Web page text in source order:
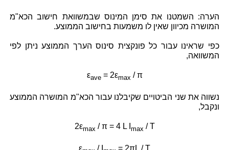
הערה: השמטנו את סימן המינוס שבמשוואת חישוב הכא"מ
המושרה מכיוון שאין לו משמעות בחישוב הממוצע.
כפי שראינו עבור כל פונקצית סינוס הערך הממוצע ניתן לפי
המשוואה,
εave= 2εmax / π
נשווה את שני הביטויים שקיבלנו עבור הכא"מ המושרה הממוצע
ונקבל,
2εmax / π = 4 L I max / T